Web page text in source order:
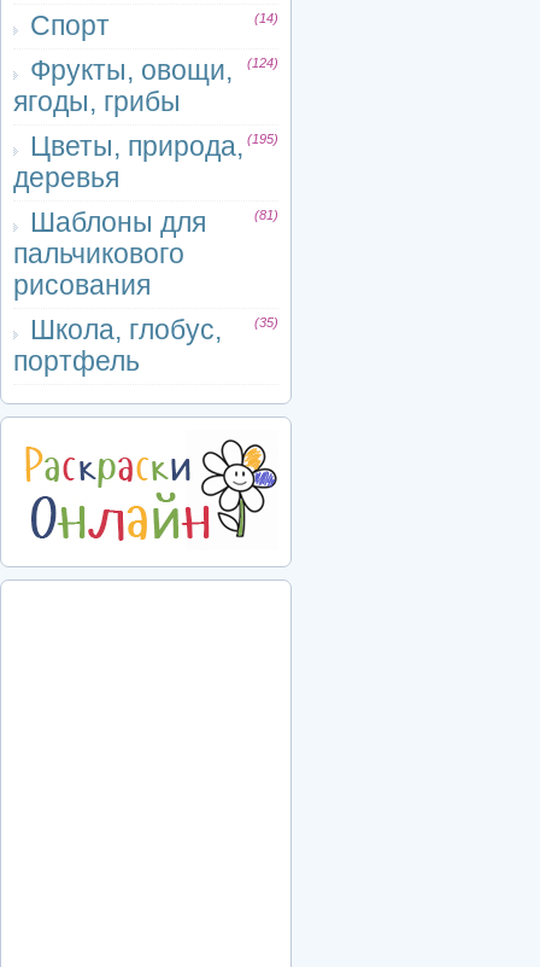
Спорт (14)
Фрукты, овощи,
ягоды, грибы
(124)
Цветы, природа,
деревья
(195)
Шаблоны для
пальчикового
рисования
(81)
Школа, глобус,
портфель
(35)